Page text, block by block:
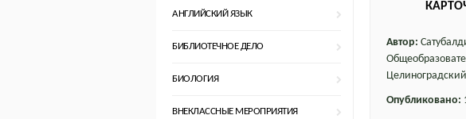
АНГЛИЙСКИЙ ЯЗЫК
БИБЛИОТЕЧНОЕ ДЕЛО
БИОЛОГИЯ
ВНЕКЛАССНЫЕ МЕРОПРИЯТИЯ
Автор:
Опубликовано: